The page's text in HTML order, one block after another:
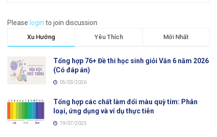
Please login to join discussion
Xu Hướng Yêu Thích Mới Nhất
Tổng hợp 76+ Đề thi học sinh giỏi Văn 6 năm 2026
(Có đáp án)
05/03/2026
Tổng hợp các chất làm đổi màu quỳ tím: Phân
loại, ứng dụng và ví dụ thực tiễn
19/07/2025